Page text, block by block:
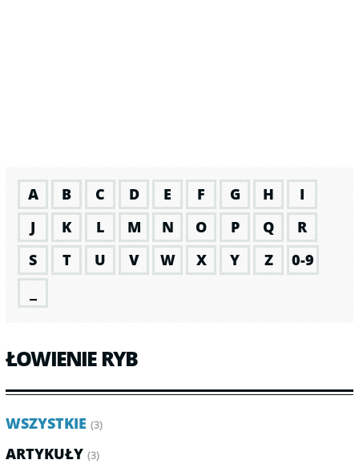
A B C D E F G H
I
J
K L M N O P Q
R
S
T U V W X Y Z
0-9
ŁOWIENIE RYB
WSZYSTKIE (3)
ARTYKUŁY (3)